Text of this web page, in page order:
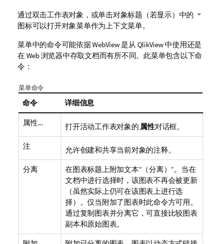
通过双击工作表对象，或单击对象标题（若显示）中的
图标可以打开对象菜单作为上下文菜单。
菜单中的命令可能依据 WebView 是从 QlikView 中使用还是
在 Web 浏览器中存取文档而有所不同。此菜单包含以下命
令：
菜单命令
命令 详细信息
属性... 打开活动工作表对象的 属性对话框。
注 允许创建和共享当前对象的注释。
分离
在图表标题上附加文本“（分离）”。当在
文档中进行选择时，该图表不再会被更新
（虽然实际上仍可在该图表上进行选
择）。仅当附加了图表时此命令方可用。
通过复制图表并分离它，可直接比较图表
副本和原始图表。